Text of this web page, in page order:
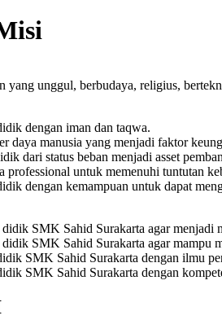
yang unggul, berbudaya, religius,
dengan iman dan taqwa.
daya manusia yang menjadi faktor
dari status beban menjadi asset
professional untuk memenuhi tuntutan
dengan kemampuan untuk dapat
SMK Sahid Surakarta agar menjadi
SMK Sahid Surakarta agar mampu
SMK Sahid Surakarta dengan ilmu
SMK Sahid Surakarta dengan